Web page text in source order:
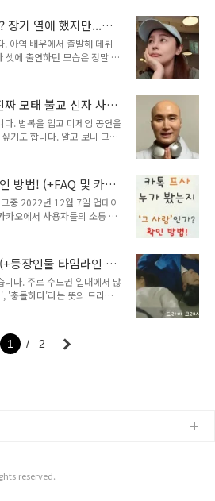
산반도 생태탐방원 예약 방
..
습니다. 어떤 모습으로 나왔는
실까요? 김희선 씨는 가족
셀럽 '노영원'을 연기합니다.
고했다고 합니다. 이혜영은
는 어머니 '홍사강'을 연기했
지를 그려낼까요? 금토 드
장기 열애 했지만...
피
. 아역 배우에서 출발해 데뷔
셋에 출연하던 모습은 정말 많
. 우희진 리즈 시절인 당시
사람들이 부모님에게 '연기
정도였습니다. 여전히 나이가
했을거라고 생각하지만 돌싱
있을까요? 과거 장기 열애, 연
실을 맺지 못했던 일이 있었
어떤 사연이 있는지 한번 알
짜 모태 불교 신자 사
동
. 법복을 입고 디제잉 공연을
기도 합니다. 알고 보니 그는
불교 신자였습니다. 이전에는
니다. 꽤 오래 되었고 이후 무
잊혀지는가 싶었습니다. 하지
경이 유재석과 함께 나눴던
아왔습니다. 연등회 뉴진스님
정말 많은 해외 공연을 하고
만 버텨내며 드디어 정말 바
방법! (+FAQ 및 카
)중 2022년 12월 7일 업데이
카오에서 사용자들의 소통 방
입니다. 아마 인스타, 틱톡
에 알 수 있게 되었습니다. 업
를 해야 확인이 가능하겠죠?
, 썸녀가 내 프사를 확인했는
카오에서 텍스트 말고도 스티
도록 기획한 서비스의 새로
차1. 카톡 프로필 방문자 확
등장인물 타임라인 공
니다. 주로 수도권 일대에서 많
'충돌하다'라는 뜻의 드라마
식까지 들리고 있습니다. 교
예고편에 상당한 추격씬과
출을 맡은 박준우 감독은 '모
1 2
reserved.